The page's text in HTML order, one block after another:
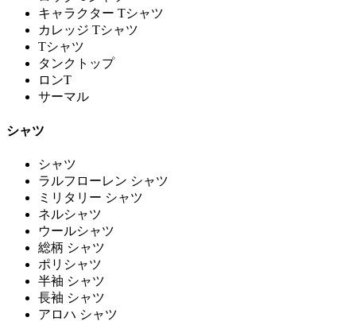
キャラクター Tシャツ
カレッジ Tシャツ
Tシャツ
タンクトップ
ロンT
サーマル
シャツ
シャツ
ラルフローレン シャツ
ミリタリー シャツ
ネルシャツ
ウールシャツ
総柄 シャツ
ポリシャツ
半袖 シャツ
長袖 シャツ
アロハ シャツ